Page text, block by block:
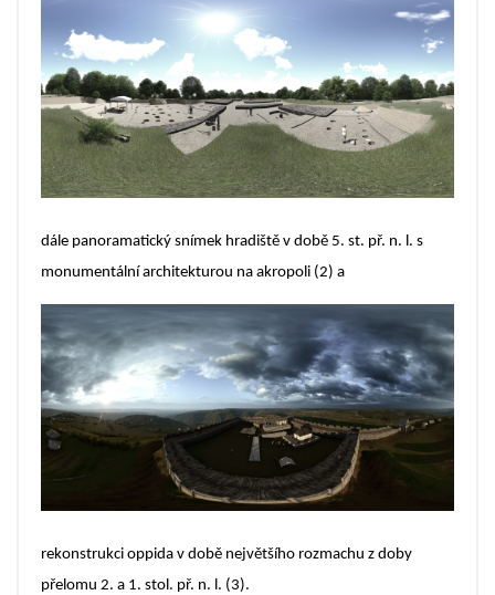
dále panoramatický snímek hradiště v době 5. st. př. n. l. s
monumentální architekturou na akropoli (2) a
rekonstrukci oppida v době největšího rozmachu z doby
přelomu 2. a 1. stol. př. n. l. (3).